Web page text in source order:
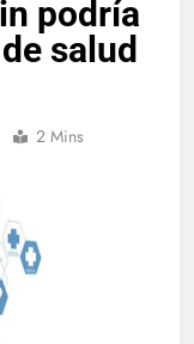
podría
salud
2 Mins